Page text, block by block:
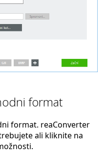
format
format. reaConverter
ali kliknite na